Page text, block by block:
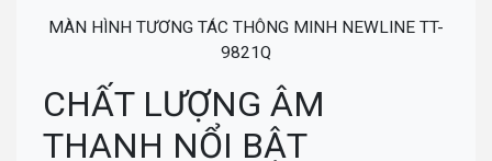
MÀN HÌNH TƯƠNG TÁC THÔNG MINH NEWLINE TT-
9821Q
CHẤT LƯỢNG ÂM
THANH NỔI BẬT